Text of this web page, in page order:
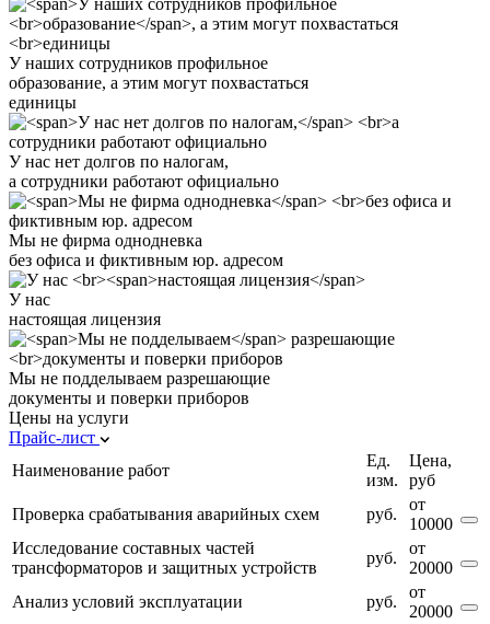
У наших сотрудников профильное
образование, а этим могут похвастаться
единицы
У нас нет долгов по налогам,
а сотрудники работают официально
Мы не фирма однодневка
без офиса и фиктивным юр. адресом
У нас
настоящая лицензия
Мы не подделываем разрешающие
документы и поверки приборов
Цены на услуги
Прайс-лист
Наименование работ
Ед.
изм.
Цена,
руб
Проверка срабатывания аварийных схем
руб.
от
10000
Исследование составных частей
трансформаторов и защитных устройств
руб.
от
20000
Анализ условий эксплуатации
руб.
от
20000